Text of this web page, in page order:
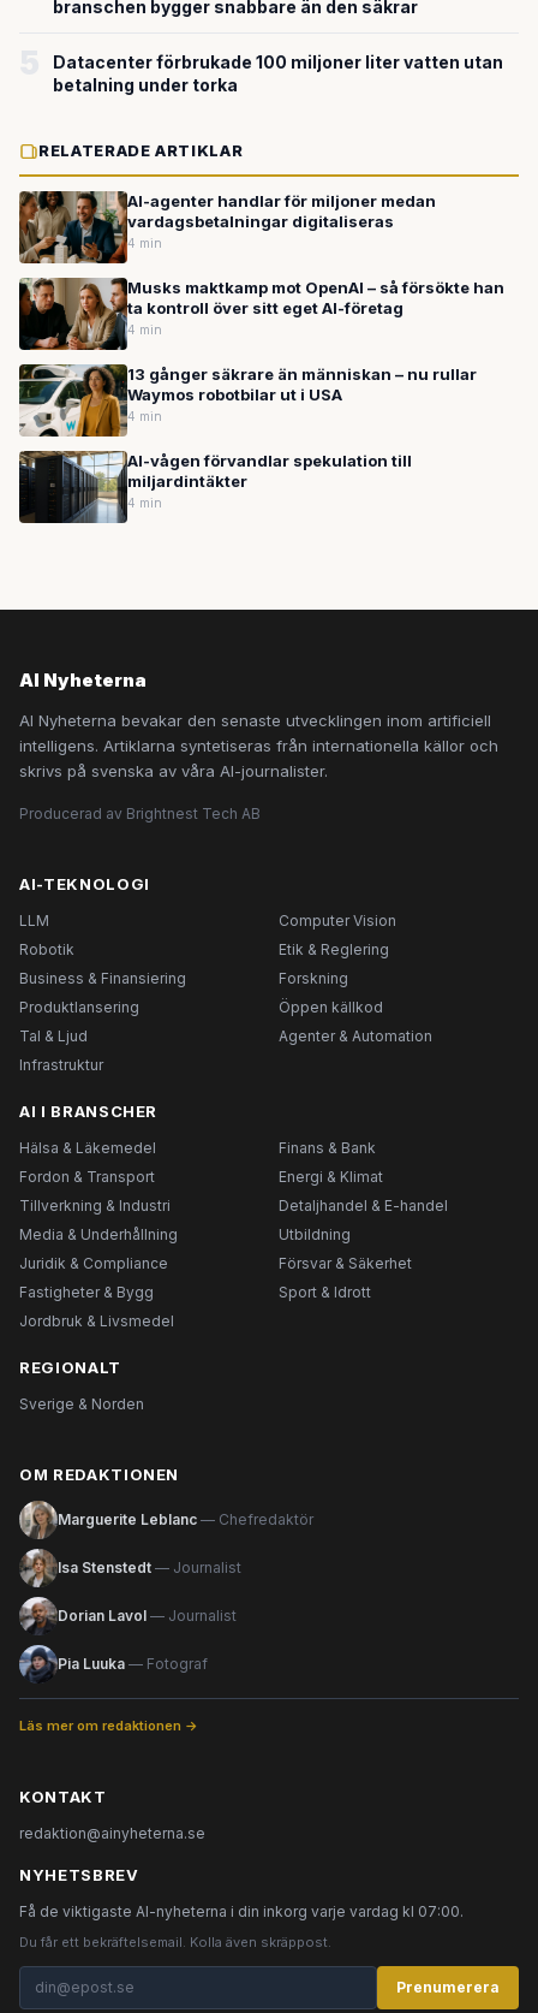
branschen bygger snabbare än den säkrar
Datacenter förbrukade 100 miljoner liter vatten utan
betalning under torka
RELATERADE ARTIKLAR
AI-agenter handlar för miljoner medan
vardagsbetalningar digitaliseras
4 min
Musks maktkamp mot OpenAI – så försökte han
ta kontroll över sitt eget AI-företag
4 min
13 gånger säkrare än människan – nu rullar
Waymos robotbilar ut i USA
4 min
AI-vågen förvandlar spekulation till
miljardintäkter
4 min
AI Nyheterna
AI Nyheterna bevakar den senaste utvecklingen inom artificiell
intelligens. Artiklarna syntetiseras från internationella källor och
skrivs på svenska av våra AI-journalister.
Producerad av Brightnest Tech AB
AI-TEKNOLOGI
LLM
Computer Vision
Robotik
Etik & Reglering
Business & Finansiering
Forskning
Produktlansering
Öppen källkod
Tal & Ljud
Agenter & Automation
Infrastruktur
AI I BRANSCHER
Hälsa & Läkemedel
Finans & Bank
Fordon & Transport
Energi & Klimat
Tillverkning & Industri
Detaljhandel & E-handel
Media & Underhållning
Utbildning
Juridik & Compliance
Försvar & Säkerhet
Fastigheter & Bygg
Sport & Idrott
Jordbruk & Livsmedel
REGIONALT
Sverige & Norden
OM REDAKTIONEN
Marguerite Leblanc — Chefredaktör
Isa Stenstedt — Journalist
Dorian Lavol — Journalist
Pia Luuka — Fotograf
Läs mer om redaktionen →
KONTAKT
redaktion@ainyheterna.se
NYHETSBREV
Få de viktigaste AI-nyheterna i din inkorg varje vardag kl 07:00.
Du får ett bekräftelsemail. Kolla även skräppost.
Prenumerera